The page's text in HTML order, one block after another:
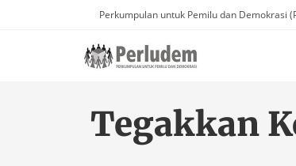
Perkumpulan untuk Pemilu dan Demokrasi
Tegakkan